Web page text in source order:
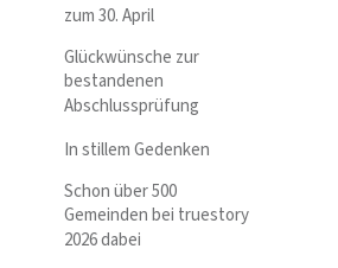
zum 30. April
Glückwünsche zur
bestandenen
Abschlussprüfung
In stillem Gedenken
Schon über 500
Gemeinden bei truestory
2026 dabei